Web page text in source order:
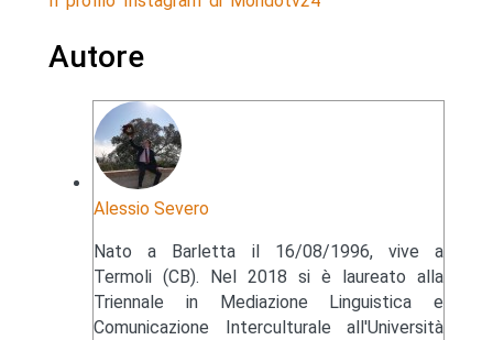
Autore
Alessio Severo
Nato a Barletta il 16/08/1996, vive a
Termoli (CB). Nel 2018 si è laureato alla
Triennale in Mediazione Linguistica e
Comunicazione Interculturale all'Università